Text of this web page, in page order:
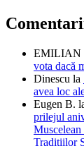
EMILIAN
vota dacă
Dinescu la
avea loc
Eugen B.
prilejul
Tradițiilor